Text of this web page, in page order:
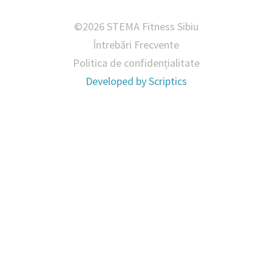
©2026 STEMA Fitness Sibiu
Întrebări Frecvente
Politica de confidențialitate
Developed byScriptics